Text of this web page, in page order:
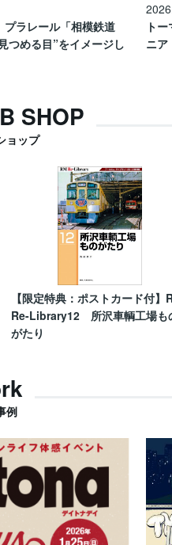
プラレール「相模鉄道
つめる目”をイメージし
ト
ニア
SHOP
ョップ
【限定特典：ポストカード付】
Re-Library12 所沢車輌工場も
がたり
例